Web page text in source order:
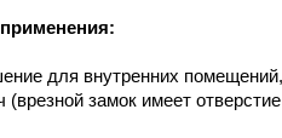
для внутренних
(врезной замок имеет